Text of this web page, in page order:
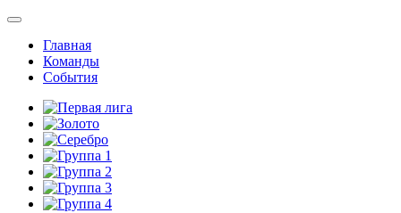
Главная
Команды
События